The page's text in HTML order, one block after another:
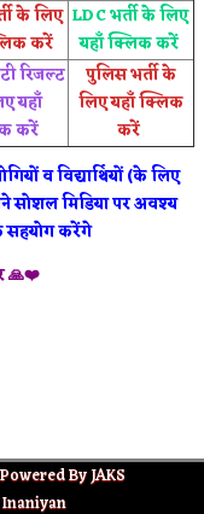
के लिए
करें
LDC भर्ती के लिए
यहाँ क्लिक करें
रिजल्ट
यहाँ
करें
पुलिस भर्ती के
लिए यहाँ क्लिक
करें
व विद्यार्थियों (के लिए
सोशल मिडिया पर अवश्य
सहयोग करेंगे
🙏❤️
By JAKS